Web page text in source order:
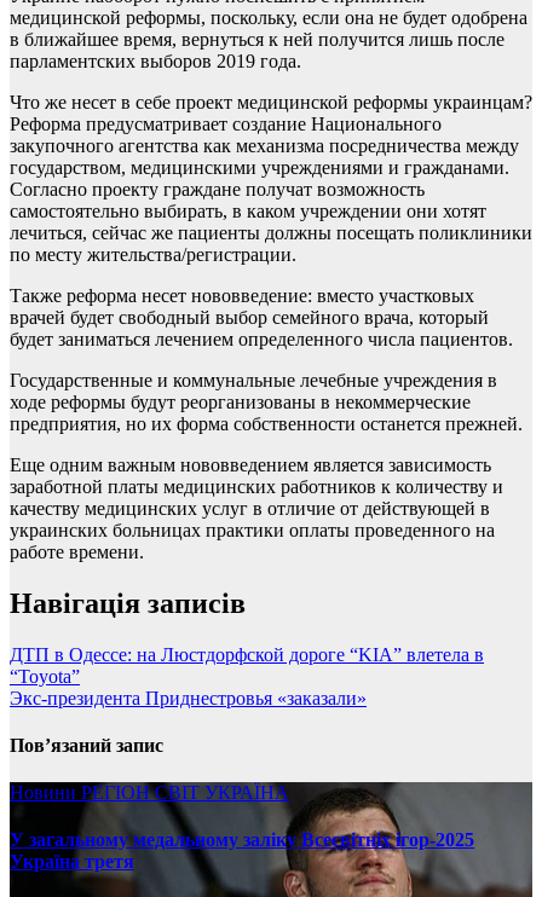
медицинской реформы, поскольку, если она не будет одобрена
в ближайшее время, вернуться к ней получится лишь после
парламентских выборов 2019 года.
Что же несет в себе проект медицинской реформы украинцам?
Реформа предусматривает создание Национального
закупочного агентства как механизма посредничества между
государством, медицинскими учреждениями и гражданами.
Согласно проекту граждане получат возможность
самостоятельно выбирать, в каком учреждении они хотят
лечиться, сейчас же пациенты должны посещать поликлиники
по месту жительства/регистрации.
Также реформа несет нововведение: вместо участковых
врачей будет свободный выбор семейного врача, который
будет заниматься лечением определенного числа пациентов.
Государственные и коммунальные лечебные учреждения в
ходе реформы будут реорганизованы в некоммерческие
предприятия, но их форма собственности останется прежней.
Еще одним важным нововведением является зависимость
заработной платы медицинских работников к количеству и
качеству медицинских услуг в отличие от действующей в
украинских больницах практики оплаты проведенного на
работе времени.
Навігація записів
ДТП в Одессе: на Люстдорфской дороге “KIA” влетела в
“Toyota”
Экс-президента Приднестровья «заказали»
Пов’язаний запис
Новини РЕГІОНСВІТ УКРАЇНА
У загальному медальному заліку Всесвітніх ігор-2025
Україна третя